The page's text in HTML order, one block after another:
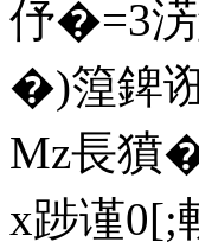
伃�=3
�)篞錍
Mz長獖
x踄谨